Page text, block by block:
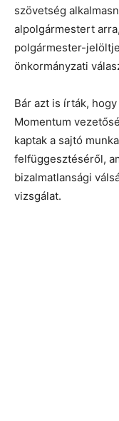
szövetség
alpolgármestert
polgármester-
önkormányzati
Bár azt is írták,
Momentum
kaptak a sajtó
felfüggesztéséről,
bizalmatlansági
vizsgálat.